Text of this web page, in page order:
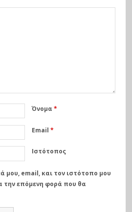
Όνομα *
Email *
Ιστότοπος
μου, email, και τον ιστότοπο μου
την επόμενη φορά που θα